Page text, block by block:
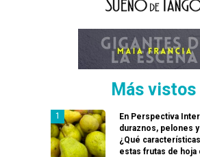
Más vistos
En Perspectiva
duraznos, pelones
¿Qué
estas frutas de hoja